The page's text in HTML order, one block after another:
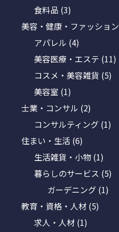
食料品 (3)
美容・健康・ファッション
アパレル (4)
美容医療・エステ (11)
コスメ・美容雑貨 (5)
美容室 (1)
士業・コンサル (2)
コンサルティング (1)
住まい・生活 (6)
生活雑貨・小物 (1)
暮らしのサービス (5)
ガーデニング (1)
教育・資格・人材 (5)
求人・人材 (1)